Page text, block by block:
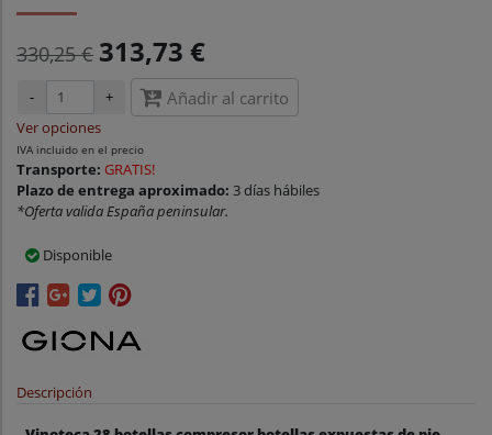
330,25 € 313,73 €
- + Añadir al carrito
Ver opciones
IVA incluido en el precio
Transporte: GRATIS!
Plazo de entrega aproximado: 3 días hábiles
*Oferta valida España peninsular.
Disponible
Descripción